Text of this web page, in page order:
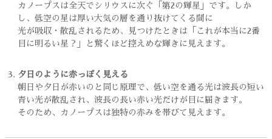
カノープスは全天でシリウスに次ぐ「第2の輝星」です。しか
し、低空の星は厚い大気の層を通り抜けてくる間に
光が吸収・散乱されるため、見つけたときは「これが本当に2番
目に明るい星？」と驚くほど控えめな輝きに見えます。
夕日のように赤っぽく見える
朝日や夕日が赤いのと同じ原理で、低い空を通る光は波長の短い
青い光が散乱され、波長の長い赤い光だけが目に届きます。
そのため、カノープスは独特の赤みを帯びて見えます。